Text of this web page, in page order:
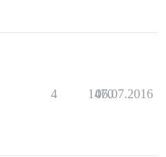
4 1470
06.07.2016